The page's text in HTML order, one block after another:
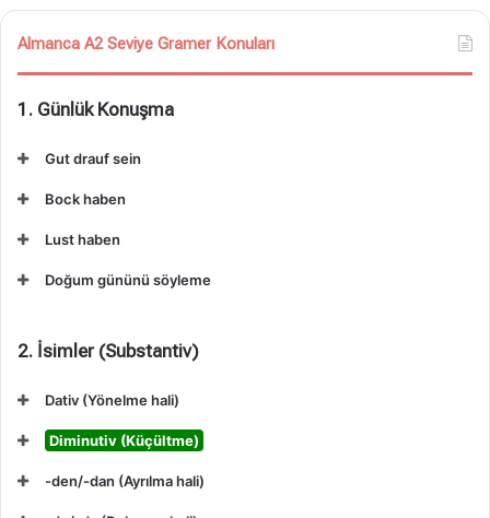
Almanca A2 Seviye Gramer Konuları
1. Günlük Konuşma
Gut drauf sein
Bock haben
Lust haben
Doğum gününü söyleme
2. İsimler (Substantiv)
Dativ (Yönelme hali)
Diminutiv (Küçültme)
-den/-dan (Ayrılma hali)